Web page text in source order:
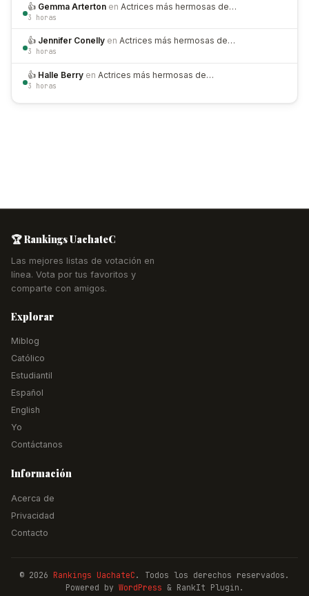
👍 Gemma Arterton en Actrices más hermosas de…
3 horas
👍 Jennifer Conelly en Actrices más hermosas de…
3 horas
👍 Halle Berry en Actrices más hermosas de…
3 horas
🏆 Rankings UachateC
Las mejores listas de votación en
línea. Vota por tus favoritos y
comparte con amigos.
Explorar
Miblog
Católico
Estudiantil
Español
English
Yo
Contáctanos
Información
Acerca de
Privacidad
Contacto
© 2026 Rankings UachateC . Todos los derechos reservados.
Powered by WordPress & RankIt Plugin.